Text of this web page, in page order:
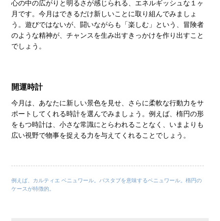
心の中の広がりと明るさが感じられる、エネルギッシュな１ヶ
月です。今月はできるだけ新しいことに取り組んでみましょ
う。遊びではないが、闘いながらも「楽しむ」という、冒険者
のような精神が、チャンスを生み出すきっかけを作り出すこと
でしょう。
開運時計
今月は、あなたに新しい景色を見せ、さらに柔軟な行動力をサ
ポートしてくれる時計を選んでみましょう。例えば、楕円の形
をもつ時計は、小さな常識にとらわれることなく、いまよりも
広い視野で物事を捉える力を与えてくれることでしょう。
例えば、カルティエ ベニュワール。バスタブを意味するベニュワール。楕円の
ケースが特徴的。